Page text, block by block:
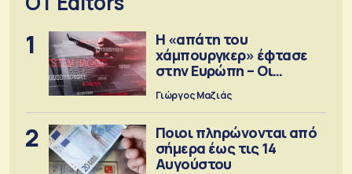
1
Η «απάτη του
χάμπουργκερ» έφτασε
στην Ευρώπη – Οι
προειδοποιήσεις
Γιώργος Μαζιάς
2
Ποιοι πληρώνονται από
σήμερα έως τις 14
Αυγούστου